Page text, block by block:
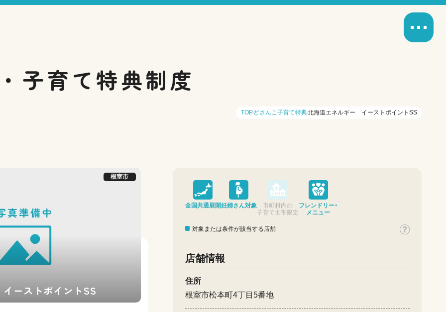
子育て特典制度
TOPどさんこ子育て特典北海道エネルギー イーストポイントSS
根室市
ーストポイントSS
全国共通展開妊婦さん対象
市町村内の
子育て世帯限定
フレンドリー・
メニュー
対象または条件が該当する店舗
店舗情報
住所
根室市松本町4丁目5番地